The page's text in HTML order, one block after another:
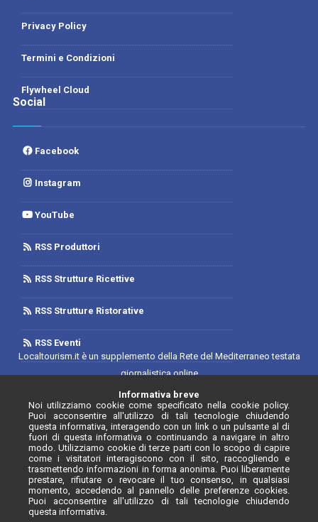
Privacy Policy
Termini e Condizioni
Flywheel Cloud
Social
Facebook
Instagram
YouTube
RSS Produttori
RSS Strutture Ricettive
RSS Strutture Ristorative
RSS Eventi
Localtourism.it è un supplemento della Rete del Mediterraneo testata
giornalistica online
Trib. di Foggia n.1893/2019 - Reg. 2/2019- Rete del Mediterraneo
Contratto di Rete Editore
Direttore Responsabile: Luca D'Andrea
Iscrizione Registro degli Operatori di Comunicazione N. 34646 con
provvedimento n. 55 del 20/07/2020
Informativa breve
Noi utilizziamo cookie come specificato nella cookie policy.
Puoi acconsentire all'utilizzo di tali tecnologie chiudendo
questa informativa, interagendo con un link o un pulsante al di
fuori di questa informativa o continuando a navigare in altro
modo. Utilizziamo cookie di terze parti con lo scopo di capire
come i visitatori interagiscono con il sito, raccogliendo e
trasmettendo informazioni in forma anonima. Puoi liberamente
prestare, rifiutare o revocare il tuo consenso, in qualsiasi
momento, accedendo al pannello delle preferenze cookies.
Puoi acconsentire all'utilizzo di tali tecnologie chiudendo
questa informativa.